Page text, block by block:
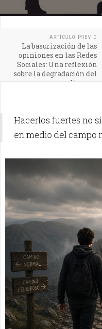
ARTÍCULO PREVIO
La basurización de las
opiniones en las Redes
Sociales: Una reflexión
sobre la degradación del
discurso
Hacerlos fuertes no
en medio del campo